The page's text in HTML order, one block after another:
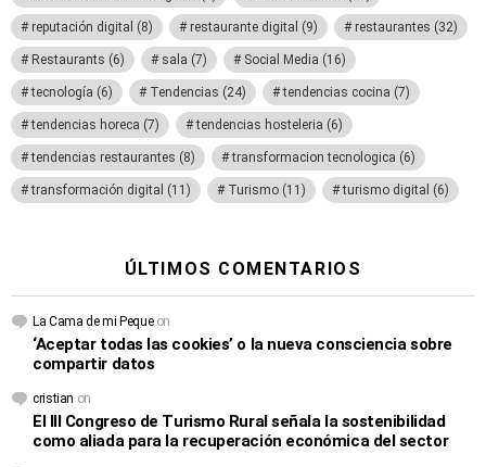
reputación digital (8) restaurante digital (9) restaurantes (32)
Restaurants (6) sala (7) Social Media (16)
tecnología (6) Tendencias (24) tendencias cocina (7)
tendencias horeca (7) tendencias hosteleria (6)
tendencias restaurantes (8) transformacion tecnologica (6)
transformación digital (11) Turismo (11) turismo digital (6)
ÚLTIMOS COMENTARIOS
La Cama de mi Pequeon
‘Aceptar todas las cookies’ o la nueva consciencia sobre
compartir datos
cristian on
El III Congreso de Turismo Rural señala la sostenibilidad
como aliada para la recuperación económica del sector